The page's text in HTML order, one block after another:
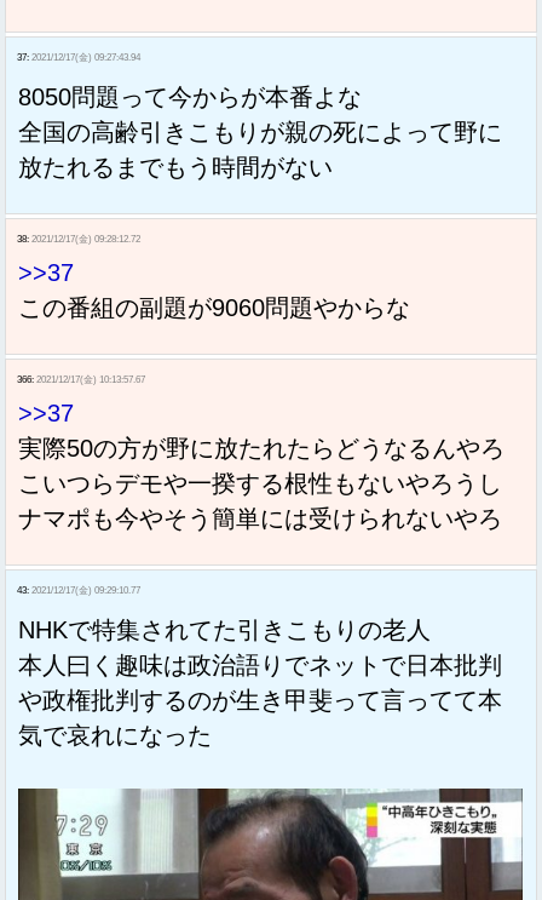
37: 2021/12/17(金) 09:27:43.94
8050問題って今からが本番よな
全国の高齢引きこもりが親の死によって野に
放たれるまでもう時間がない
38: 2021/12/17(金) 09:28:12.72
>>37
この番組の副題が9060問題やからな
366: 2021/12/17(金) 10:13:57.67
>>37
実際50の方が野に放たれたらどうなるんやろ
こいつらデモや一揆する根性もないやろうし
ナマポも今やそう簡単には受けられないやろ
43: 2021/12/17(金) 09:29:10.77
NHKで特集されてた引きこもりの老人
本人曰く趣味は政治語りでネットで日本批判
や政権批判するのが生き甲斐って言ってて本
気で哀れになった